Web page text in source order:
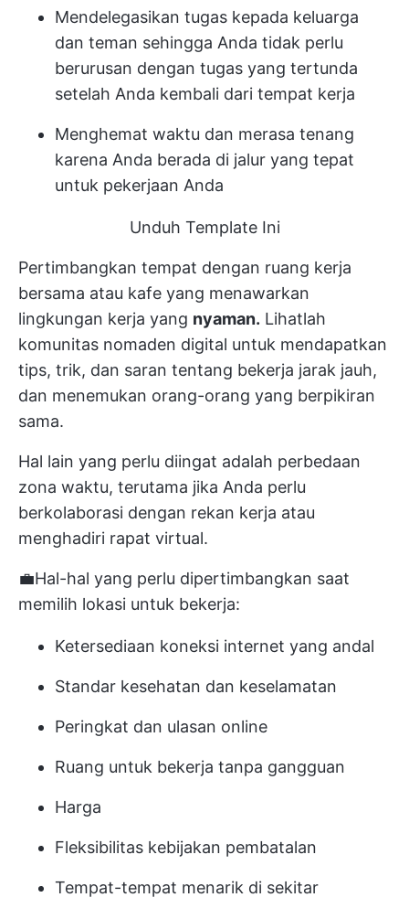
Mendelegasikan tugas kepada keluarga
dan teman sehingga Anda tidak perlu
berurusan dengan tugas yang tertunda
setelah Anda kembali dari tempat kerja
Menghemat waktu dan merasa tenang
karena Anda berada di jalur yang tepat
untuk pekerjaan Anda
Unduh Template Ini
Pertimbangkan tempat dengan ruang kerja
bersama atau kafe yang menawarkan
lingkungan kerja yang nyaman. Lihatlah
komunitas nomaden digital untuk mendapatkan
tips, trik, dan saran tentang bekerja jarak jauh,
dan menemukan orang-orang yang berpikiran
sama.
Hal lain yang perlu diingat adalah perbedaan
zona waktu, terutama jika Anda perlu
berkolaborasi dengan rekan kerja atau
menghadiri rapat virtual.
💼Hal-hal yang perlu dipertimbangkan saat
memilih lokasi untuk bekerja:
Ketersediaan koneksi internet yang andal
Standar kesehatan dan keselamatan
Peringkat dan ulasan online
Ruang untuk bekerja tanpa gangguan
Harga
Fleksibilitas kebijakan pembatalan
Tempat-tempat menarik di sekitar